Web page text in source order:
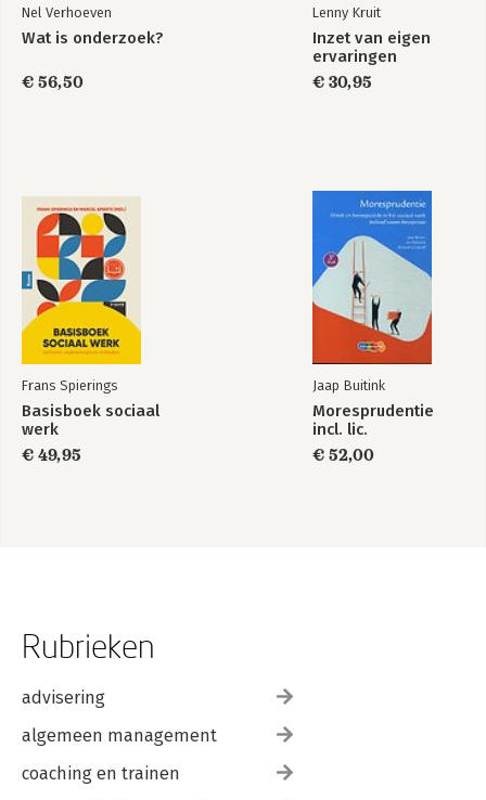
Nel Verhoeven
Wat is onderzoek?
€ 56,50
Lenny Kruit
Inzet van eigen
ervaringen
€ 30,95
Frans Spierings
Basisboek sociaal
werk
€ 49,95
Jaap Buitink
Moresprudentie
incl. lic.
€ 52,00
Rubrieken
advisering
algemeen management
coaching en trainen